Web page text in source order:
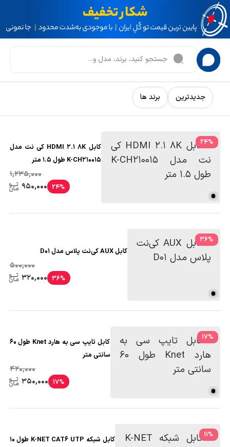
جدیدترین برند ها
%
24
کابل HDMI 2.1 8K کی نت مدل
K-CH210015 طول 1.5 متر
1,235,000
24%
950,000
%
36
کابل AUX کی‌نت پلاس مدل D01
500,000
36%
320,000
%
17
کابل تایپ سی به هارد Knet طول 60
سانتی متر
420,000
17%
350,000
%
11
کابل شبکه K-NET CAT6 UTP طول 10